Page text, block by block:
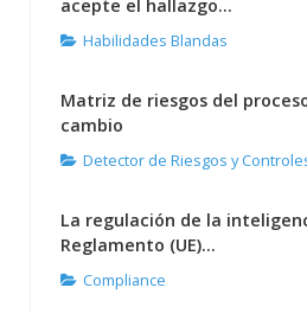
acepte el hallazgo...
Habilidades Blandas
Matriz de riesgos del
cambio
Detector de Riesgos y
La regulación de la
Reglamento (UE)...
Compliance